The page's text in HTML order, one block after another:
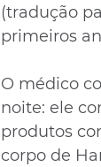
(tradução
primeiros
O médico
noite: ele
produtos
corpo de